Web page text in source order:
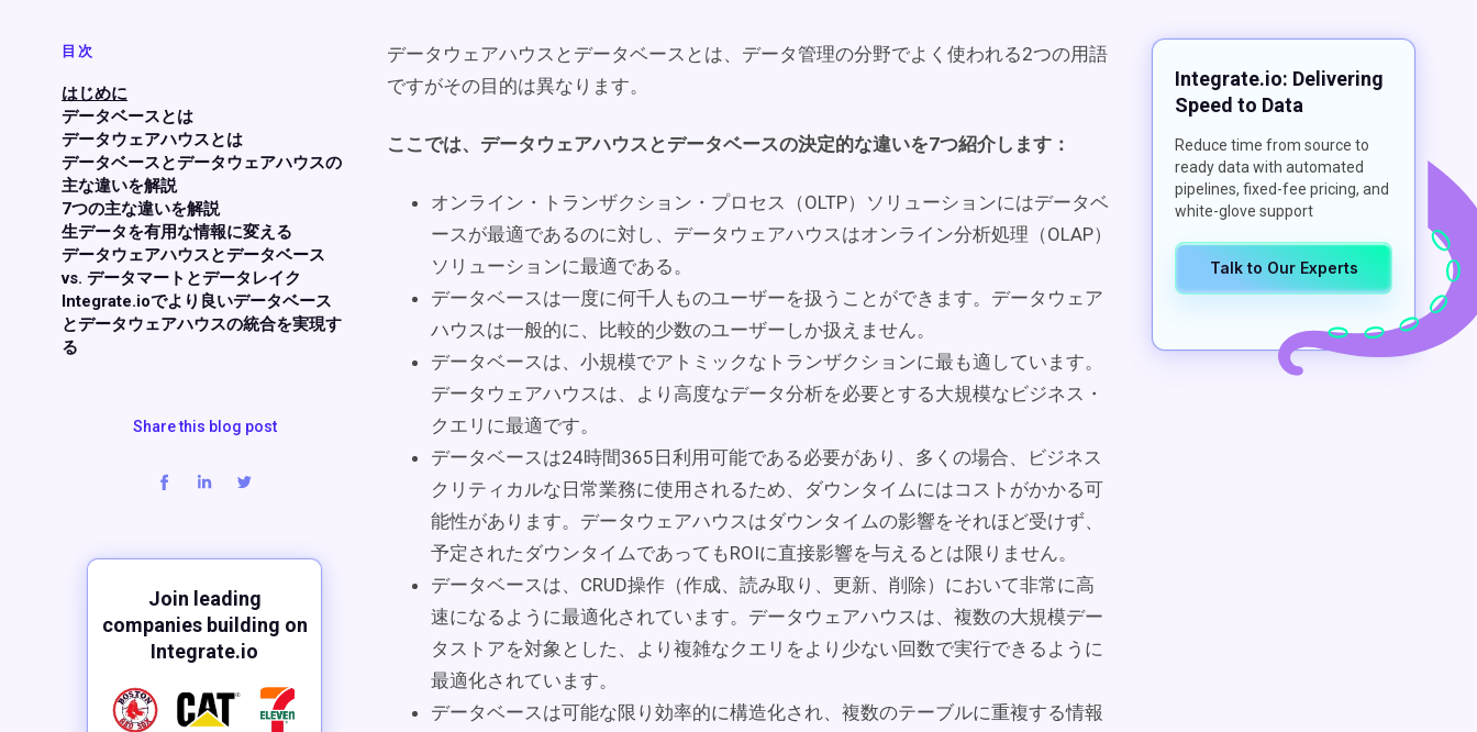
目次
はじめに
データベースとは
データウェアハウスとは
データベースとデータウェアハウスの
主な違いを解説
7つの主な違いを解説
生データを有用な情報に変える
データウェアハウスとデータベース
vs. データマートとデータレイク
Integrate.ioでより良いデータベース
とデータウェアハウスの統合を実現す
る
Share this blog post
Join leading
companies building on
Integrate.io
データウェアハウスとデータベースとは、データ管理の分野でよく使われる2つの用語
ですがその目的は異なります。
ここでは、データウェアハウスとデータベースの決定的な違いを7つ紹介します：
オンライン・トランザクション・プロセス（OLTP）ソリューションにはデータベ
ースが最適であるのに対し、データウェアハウスはオンライン分析処理（OLAP）
ソリューションに最適である。
データベースは一度に何千人ものユーザーを扱うことができます。データウェア
ハウスは一般的に、比較的少数のユーザーしか扱えません。
データベースは、小規模でアトミックなトランザクションに最も適しています。
データウェアハウスは、より高度なデータ分析を必要とする大規模なビジネス・
クエリに最適です。
データベースは24時間365日利用可能である必要があり、多くの場合、ビジネス
クリティカルな日常業務に使用されるため、ダウンタイムにはコストがかかる可
能性があります。データウェアハウスはダウンタイムの影響をそれほど受けず、
予定されたダウンタイムであってもROIに直接影響を与えるとは限りません。
データベースは、CRUD操作（作成、読み取り、更新、削除）において非常に高
速になるように最適化されています。データウェアハウスは、複数の大規模デー
タストアを対象とした、より複雑なクエリをより少ない回数で実行できるように
最適化されています。
データベースは可能な限り効率的に構造化され、複数のテーブルに重複する情報
Integrate.io: Delivering
Speed to Data
Reduce time from source to
ready data with automated
pipelines, fixed-fee pricing, and
white-glove support
Talk to Our Experts